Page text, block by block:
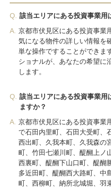
Q.
該当エリアにある投資事業用
A. 京都市伏見区にある投資事業
気になる物件の詳しい情報を
単な操作ですることができま
ショナルが、あなたの希望に
します。
Q.
該当エリアにある投資事業用
ますか？
A. 京都市伏見区にある投資事業
で石田内里町、石田大受町、
西出町、久我本町、久我森の
町、竹田七瀬川町、醍醐上ノ
西裏町、醍醐下山口町、醍醐
多近田町、醍醐西大路町、中
町、西柳町、納所北城堀、羽